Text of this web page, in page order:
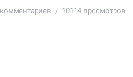
комментариев 10114 просмотров